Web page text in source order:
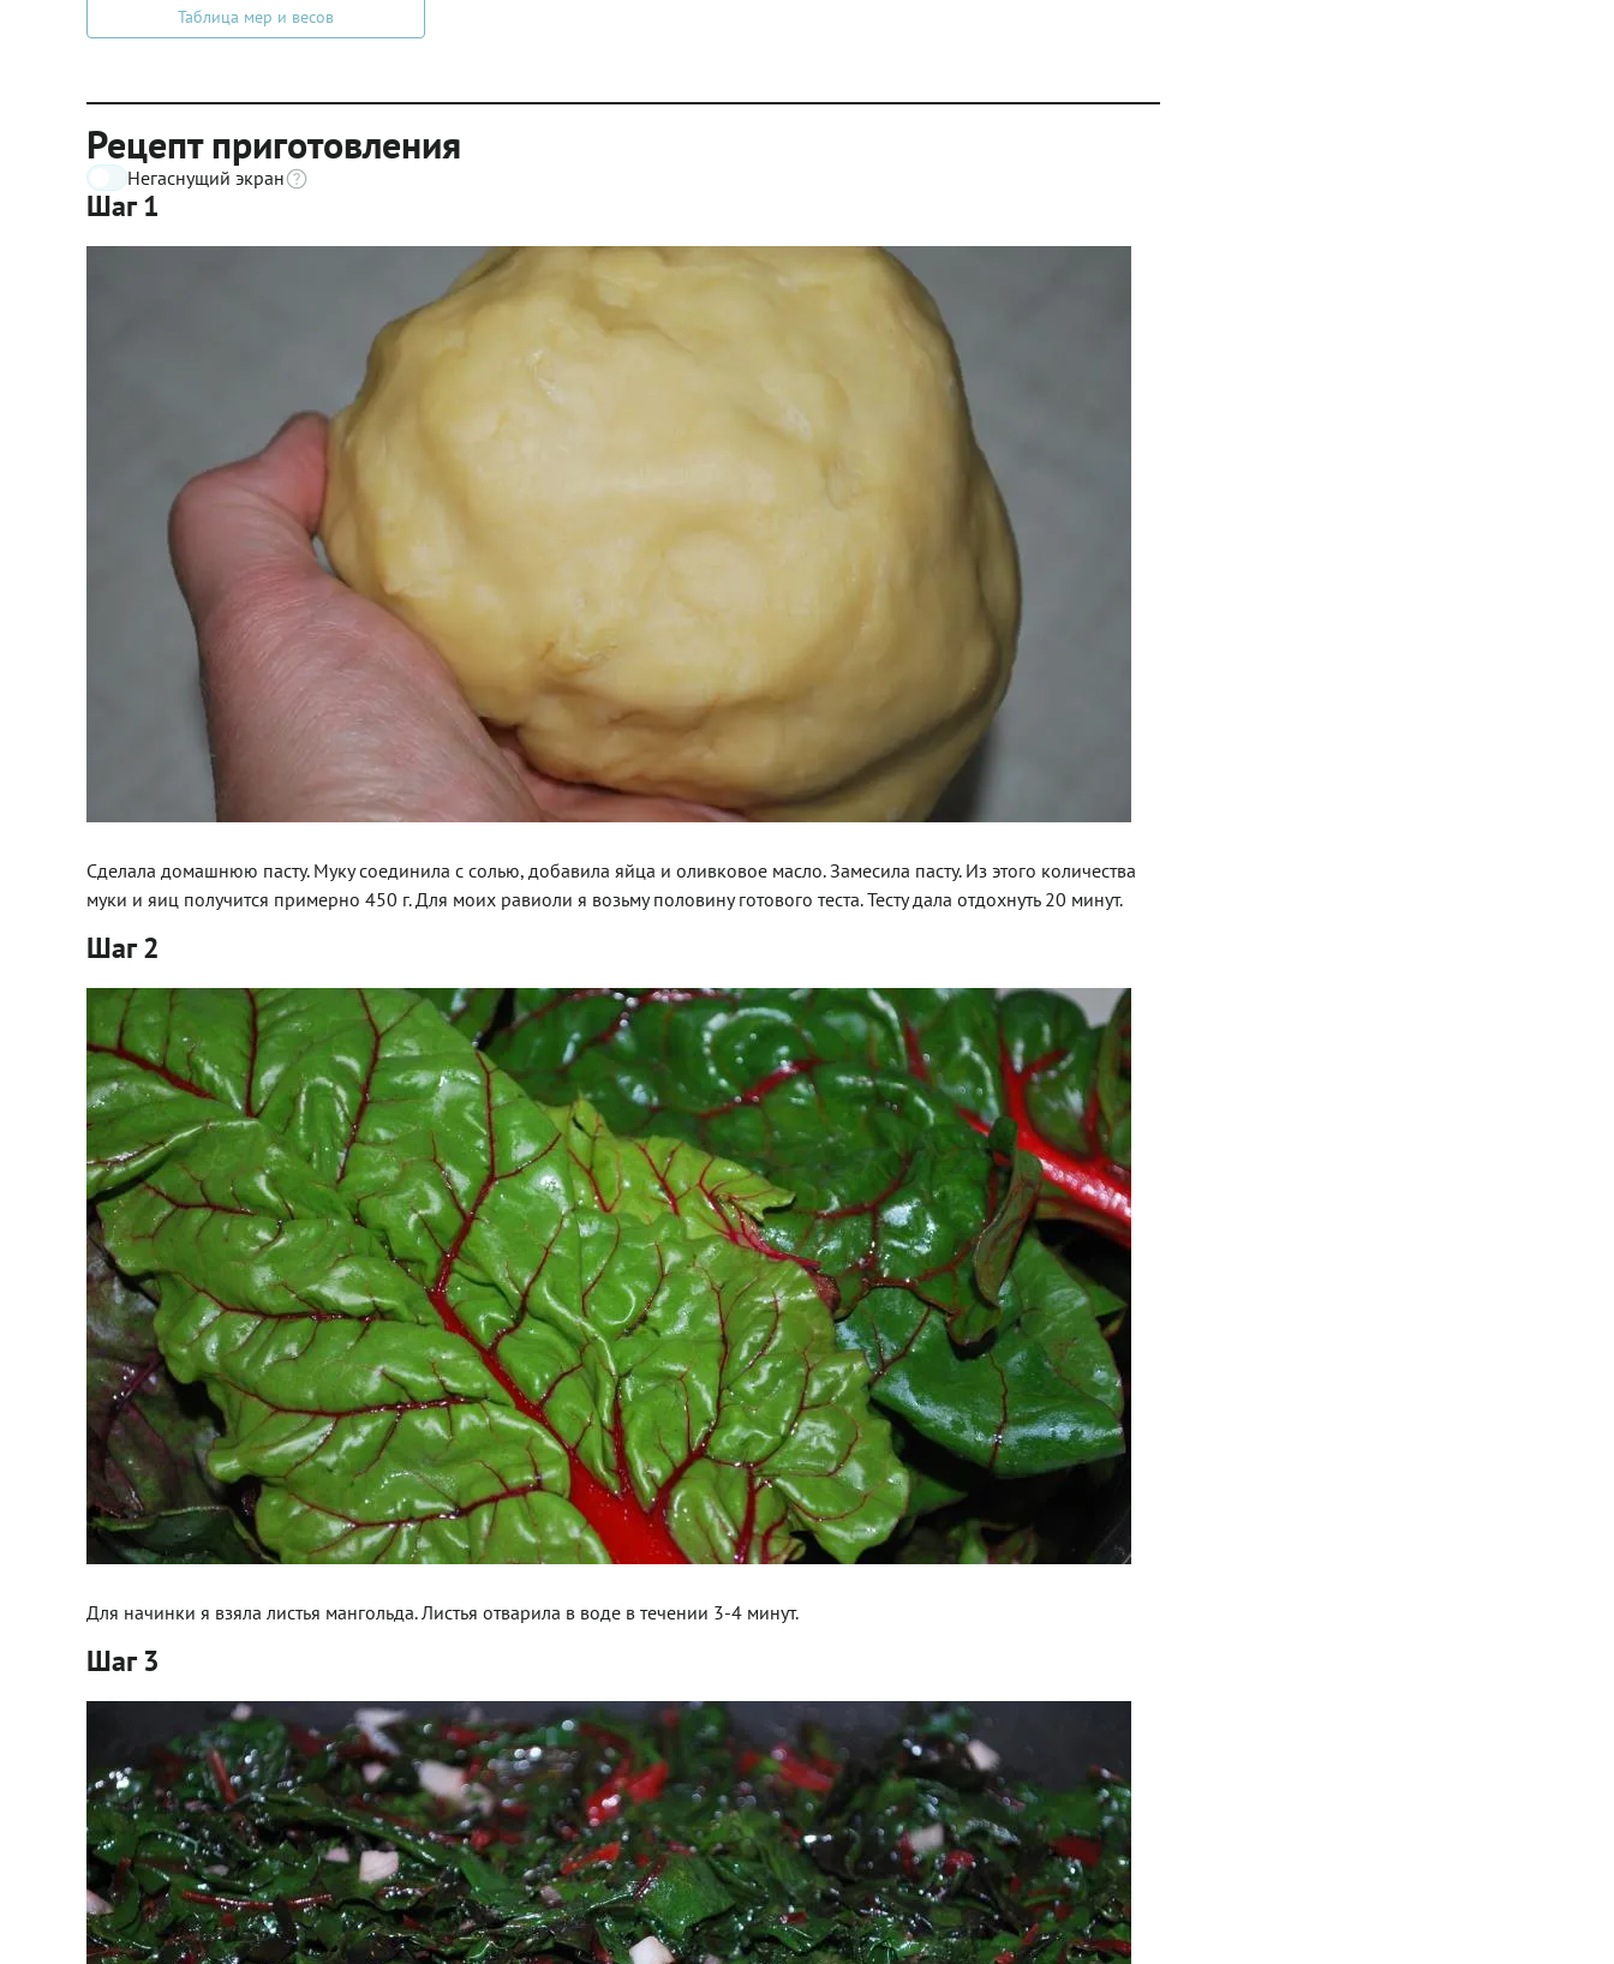
Таблица мер и весов
Рецепт приготовления
Негаснущий экран
Шаг 1
Сделала домашнюю пасту. Муку соединила с солью, добавила яйца и оливковое масло. Замесила пасту. Из этого количества
муки и яиц получится примерно 450 г. Для моих равиоли я возьму половину готового теста. Тесту дала отдохнуть 20 минут.
Шаг 2
Для начинки я взяла листья мангольда. Листья отварила в воде в течении 3-4 минут.
Шаг 3